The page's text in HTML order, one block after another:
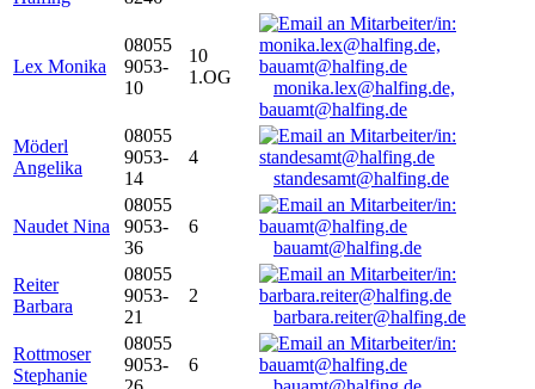
Lex Monika
08055
9053-
10
10
1.OG
monika.lex@halfing.de,
bauamt@halfing.de
Möderl
Angelika
08055
9053-
14
4
standesamt@halfing.de
Naudet Nina
08055
9053-
36
6
bauamt@halfing.de
Reiter
Barbara
08055
9053-
21
2
barbara.reiter@halfing.de
Rottmoser
Stephanie
08055
9053-
6